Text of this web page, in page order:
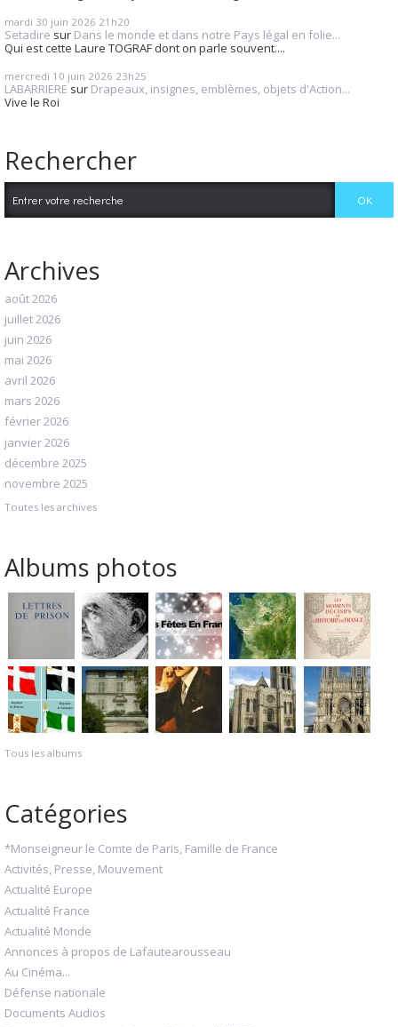
mardi 30 juin 2026 21h20
Setadire sur Dans le monde et dans notre Pays légal en folie...
Qui est cette Laure TOGRAF dont on parle souvent....
mercredi 10 juin 2026 23h25
LABARRIERE sur Drapeaux, insignes, emblèmes, objets d'Action...
Vive le Roi
Rechercher
Archives
août 2026
juillet 2026
juin 2026
mai 2026
avril 2026
mars 2026
février 2026
janvier 2026
décembre 2025
novembre 2025
Toutes les archives
Albums photos
Tous les albums
Catégories
*Monseigneur le Comte de Paris, Famille de France
Activités, Presse, Mouvement
Actualité Europe
Actualité France
Actualité Monde
Annonces à propos de Lafautearousseau
Au Cinéma...
Défense nationale
Documents Audios